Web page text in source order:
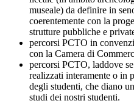
museale) da definire in
coerentemente con la
strutture pubbliche e
percorsi PCTO in
con la Camera di
percorsi PCTO, laddove
realizzati interamente o in
degli studenti, che diano
studi dei nostri studenti.